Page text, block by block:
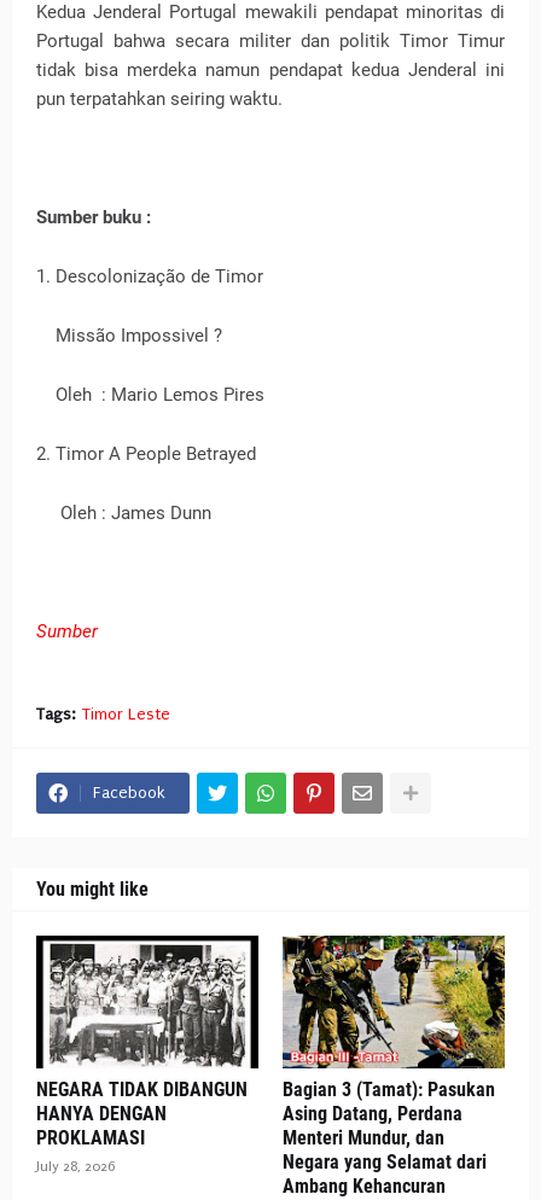
Kedua Jenderal Portugal mewakili pendapat minoritas di
Portugal bahwa secara militer dan politik Timor Timur
tidak bisa merdeka namun pendapat kedua Jenderal ini
pun terpatahkan seiring waktu.
Sumber buku :
1. Descolonização de Timor
Missão Impossivel ?
Oleh : Mario Lemos Pires
2. Timor A People Betrayed
Oleh : James Dunn
Sumber
Tags: Timor Leste
Facebook
You might like
NEGARA TIDAK DIBANGUN
HANYA DENGAN
PROKLAMASI
July 28, 2026
Bagian 3 (Tamat): Pasukan
Asing Datang, Perdana
Menteri Mundur, dan
Negara yang Selamat dari
Ambang Kehancuran